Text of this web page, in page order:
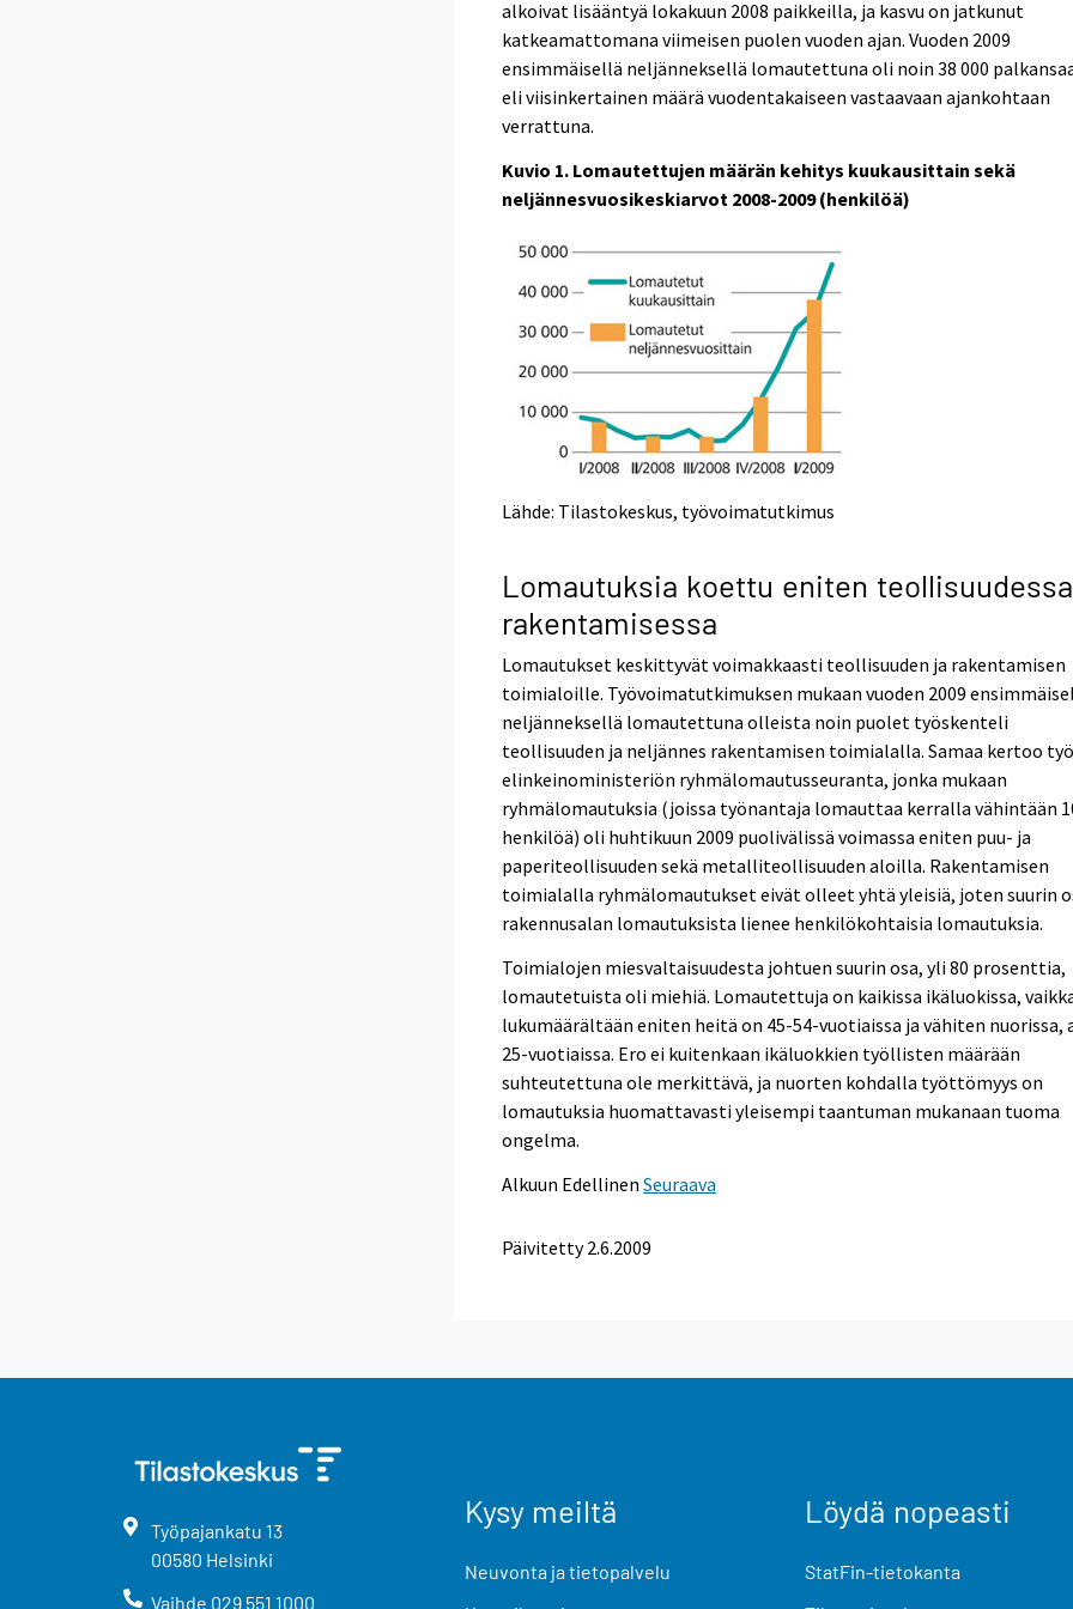
alkoivat lisääntyä lokakuun 2008 paikkeilla, ja kasvu on jatkunut
katkeamattomana viimeisen puolen vuoden ajan. Vuoden 2009
ensimmäisellä neljänneksellä lomautettuna oli noin 38 000
eli viisinkertainen määrä vuodentakaiseen vastaavaan ajankohtaan
verrattuna.
Kuvio 1. Lomautettujen määrän kehitys kuukausittain sekä
neljännesvuosikeskiarvot 2008-2009 (henkilöä)
Lähde: Tilastokeskus, työvoimatutkimus
Lomautuksia koettu eniten
rakentamisessa
Lomautukset keskittyvät voimakkaasti teollisuuden ja rakentamisen
toimialoille. Työvoimatutkimuksen mukaan vuoden 2009
neljänneksellä lomautettuna olleista noin puolet työskenteli
teollisuuden ja neljännes rakentamisen toimialalla. Samaa kertoo
elinkeinoministeriön ryhmälomautusseuranta, jonka mukaan
ryhmälomautuksia (joissa työnantaja lomauttaa kerralla vähintään
henkilöä) oli huhtikuun 2009 puolivälissä voimassa eniten puu- ja
paperiteollisuuden sekä metalliteollisuuden aloilla. Rakentamisen
toimialalla ryhmälomautukset eivät olleet yhtä yleisiä, joten suurin
rakennusalan lomautuksista lienee henkilökohtaisia lomautuksia.
Toimialojen miesvaltaisuudesta johtuen suurin osa, yli 80 prosenttia,
lomautetuista oli miehiä. Lomautettuja on kaikissa ikäluokissa,
lukumäärältään eniten heitä on 45-54-vuotiaissa ja vähiten nuorissa,
25-vuotiaissa. Ero ei kuitenkaan ikäluokkien työllisten määrään
suhteutettuna ole merkittävä, ja nuorten kohdalla työttömyys on
lomautuksia huomattavasti yleisempi taantuman mukanaan tuoma
ongelma.
Alkuun Edellinen Seuraava
Päivitetty2.6.2009
Työpajankatu 13
00580 Helsinki
Vaihde 029 551 1000
Kysy meiltä
Neuvonta ja tietopalvelu
Löydä nopeasti
StatFin-tietokanta